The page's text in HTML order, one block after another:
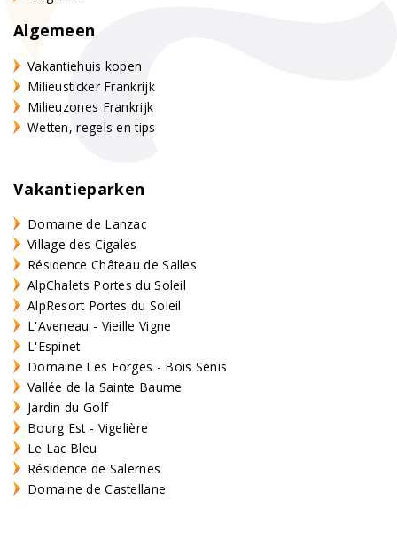
Algemeen
Vakantiehuis kopen
Milieusticker Frankrijk
Milieuzones Frankrijk
Wetten, regels en tips
Vakantieparken
Domaine de Lanzac
Village des Cigales
Résidence Château de Salles
AlpChalets Portes du Soleil
AlpResort Portes du Soleil
L'Aveneau - Vieille Vigne
L'Espinet
Domaine Les Forges - Bois Senis
Vallée de la Sainte Baume
Jardin du Golf
Bourg Est - Vigelière
Le Lac Bleu
Résidence de Salernes
Domaine de Castellane